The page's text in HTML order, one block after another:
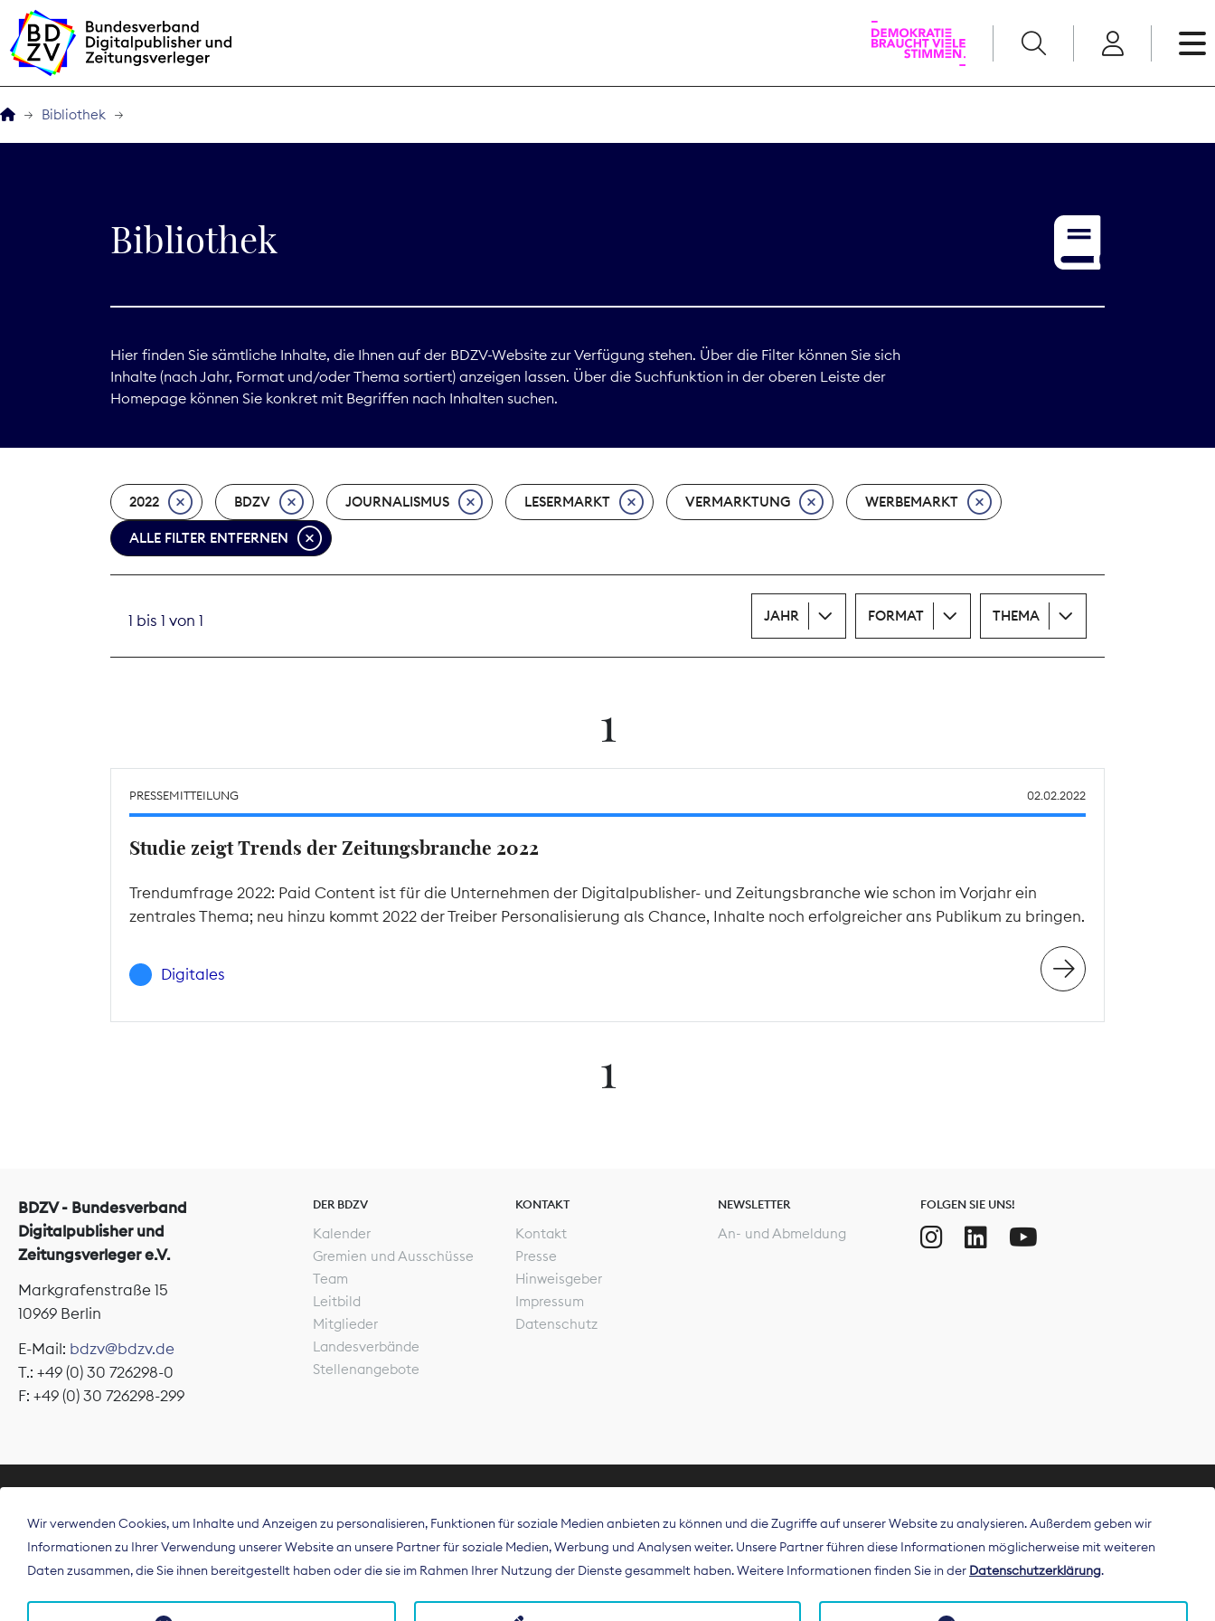
BDZVplus GmbH
Service
Print
Bibliothek
Bibliothek
Hier finden Sie sämtliche Inhalte, die Ihnen auf der BDZV-Website zur Verfügung stehen. Über die Filter können Sie sich
Inhalte (nach Jahr, Format und/oder Thema sortiert) anzeigen lassen. Über die Suchfunktion in der oberen Leiste der
Homepage können Sie konkret mit Begriffen nach Inhalten suchen.
2022 BDZV JOURNALISMUS LESERMARKT VERMARKTUNG WERBEMARKT
ALLE FILTER ENTFERNEN
1 bis 1 von 1 JAHR FORMAT THEMA
1
PRESSEMITTEILUNG 02.02.2022
Studie zeigt Trends der Zeitungsbranche 2022
Trendumfrage 2022: Paid Content ist für die Unternehmen der Digitalpublisher- und Zeitungsbranche wie schon im Vorjahr ein
zentrales Thema; neu hinzu kommt 2022 der Treiber Personalisierung als Chance, Inhalte noch erfolgreicher ans Publikum zu bringen.
Digitales
1
BDZV - Bundesverband
Digitalpublisher und
Zeitungsverleger e.V.
Markgrafenstraße 15
10969 Berlin
E-Mail: bdzv@bdzv.de
T.: +49 (0) 30 726298-0
F: +49 (0) 30 726298-299
DER BDZV
Kalender
Gremien und Ausschüsse
Team
Leitbild
Mitglieder
Landesverbände
Stellenangebote
KONTAKT
Kontakt
Presse
Hinweisgeber
Impressum
Datenschutz
NEWSLETTER
An- und Abmeldung
FOLGEN SIE UNS!
Der Bundesverband Digitalpublisher und Zeitungsverleger (BDZV) vertritt als
Spitzenorganisation die Interessen der Zeitungsverlage und digitalen Publisher in
Deutschland und auf EU-Ebene.
Wir verwenden Cookies, um Inhalte und Anzeigen zu personalisieren, Funktionen für soziale Medien anbieten zu können und die Zugriffe auf unserer Website zu analysieren. Außerdem geben wir
Informationen zu Ihrer Verwendung unserer Website an unsere Partner für soziale Medien, Werbung und Analysen weiter. Unsere Partner führen diese Informationen möglicherweise mit weiteren
Daten zusammen, die Sie ihnen bereitgestellt haben oder die sie im Rahmen Ihrer Nutzung der Dienste gesammelt haben. Weitere Informationen finden Sie in der Datenschutzerklärung.